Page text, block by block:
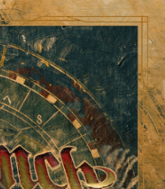
Vida (30 Aniversario)